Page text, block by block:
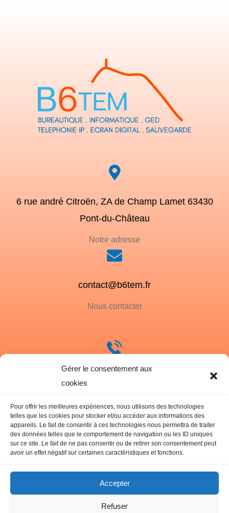
Gérer le consentement aux
cookies
Pour offrir les meilleures expériences, nous utilisons des technologies
telles que les cookies pour stocker et/ou accéder aux informations des
appareils. Le fait de consentir à ces technologies nous permettra de traiter
des données telles que le comportement de navigation ou les ID uniques
sur ce site. Le fait de ne pas consentir ou de retirer son consentement peut
avoir un effet négatif sur certaines caractéristiques et fonctions.
Accepter
Refuser
6 rue andré Citroën, ZA de Champ Lamet 63430
Pont-du-Château
Notre adresse
contact@b6tem.fr
Nous contacter
Mentions légales
Politique de
confidentialité